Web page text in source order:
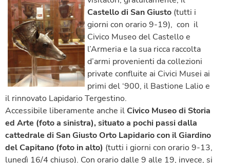
Castello di San Giusto (tutti i
giorni con orario 9-19), con il
Civico Museo del Castello e
l’Armeria e la sua ricca raccolta
d’armi provenienti da collezioni
private confluite ai Civici Musei ai
primi del ‘900, il Bastione Lalio e
il rinnovato Lapidario Tergestino.
Accessibile liberamente anche ilCivico Museo di Storia
ed Arte (foto a sinistra), situato a pochi passi dalla
cattedrale di San GiustoOrto Lapidario con il Giardino
delCapitano (foto in alto) (tutti i giorni con orario 9-13,
lunedì 16/4 chiuso). Con orario dalle 9 alle 19, invece, si